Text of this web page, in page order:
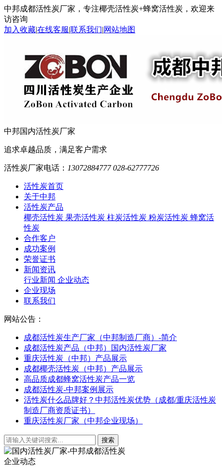
中邦成都活性炭厂家，专注椰壳活性炭+蜂窝活性炭，欢迎来
访咨询
加入收藏|在线客服|联系我们|网站地图
中邦国内活性炭厂家
追求卓越品质，满足客户需求
活性炭厂家电话： 13072884777 028-62777726
活性炭首页
关于中邦
活性炭产品
椰壳活性炭 果壳活性炭 柱炭活性炭 粉炭活性炭 蜂窝活
性炭
合作客户
成功案例
荣誉证书
新闻资讯
行业新闻 企业动态
企业现场
联系我们
网站公告：
成都活性炭生产厂家（中邦制造厂商）-简介
成都活性炭产品（中邦）国内活性炭厂家
重庆活性炭（中邦）产品展示
成都椰壳活性炭（中邦）产品展示
高品质成都蜂窝活性炭产品一览
成都活性炭-中邦案例展示
活性炭什么品牌好？中邦活性炭优势（成都/重庆活性炭
制造厂商资质证书）
重庆活性炭厂家（中邦企业现场）
企业动态